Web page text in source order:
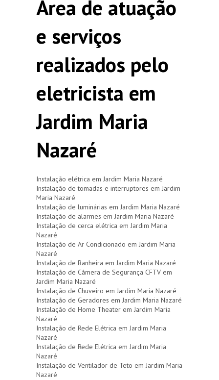
Área de atuação
e serviços
realizados pelo
eletricista em
Jardim Maria
Nazaré
Instalação elétrica em Jardim Maria Nazaré
Instalação de tomadas e interruptores em Jardim
Maria Nazaré
Instalação de luminárias em Jardim Maria Nazaré
Instalação de alarmes em Jardim Maria Nazaré
Instalação de cerca elétrica em Jardim Maria
Nazaré
Instalação de Ar Condicionado em Jardim Maria
Nazaré
Instalação de Banheira em Jardim Maria Nazaré
Instalação de Câmera de Segurança CFTV em
Jardim Maria Nazaré
Instalação de Chuveiro em Jardim Maria Nazaré
Instalação de Geradores em Jardim Maria Nazaré
Instalação de Home Theater em Jardim Maria
Nazaré
Instalação de Rede Elétrica em Jardim Maria
Nazaré
Instalação de Rede Elétrica em Jardim Maria
Nazaré
Instalação de Ventilador de Teto em Jardim Maria
Nazaré